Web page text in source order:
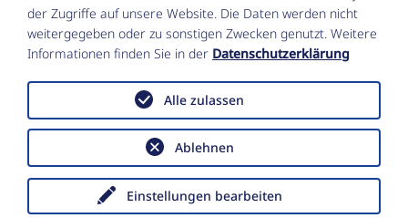
Impressum
Datenschutz
Funktionsstellen & Beauftragte
Erklärung zur Barrierefreiheit
Copyright © Deutsches Archäologisches
Institut 2026
der Zugriffe auf unsere Website. Die Daten werden nicht
weitergegeben oder zu sonstigen Zwecken genutzt. Weitere
Informationen finden Sie in der Datenschutzerklärung
Einstellungen bearbeiten
Ablehnen
Alle zulassen